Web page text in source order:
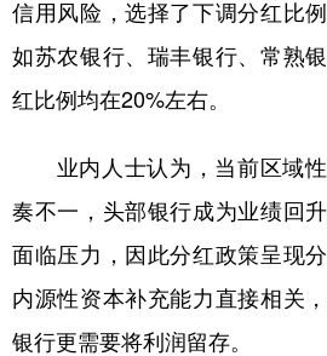
信用风险，选择了下调分红比
如苏农银行、瑞丰银行、常熟
红比例均在20%左右。
业内人士认为，当前区域性
奏不一，头部银行成为业绩回
面临压力，因此分红政策呈现
内源性资本补充能力直接相关
银行更需要将利润留存。